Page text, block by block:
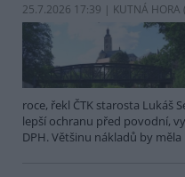
25.7.2026 17:39 | KUTNÁ HORA (
roce, řekl ČTK starosta Lukáš
lepší ochranu před povodní,
DPH. Většinu nákladů by